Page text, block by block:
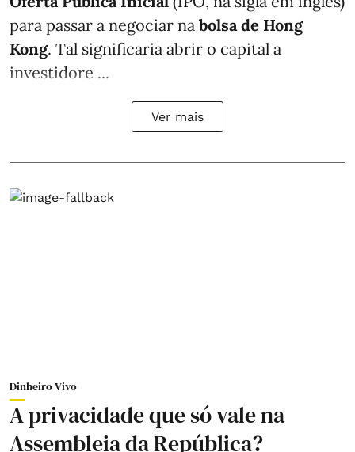
para passar a negociar na bolsa de Hong
Kong. Tal significaria abrir o capital a
investidore ...
Ver mais
Dinheiro Vivo
A privacidade que só vale na
Assembleia da República?